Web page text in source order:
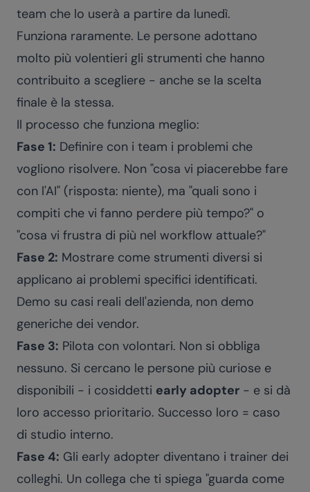
team che lo userà a partire da lunedì.
Funziona raramente. Le persone adottano
molto più volentieri gli strumenti che hanno
contribuito a scegliere - anche se la scelta
finale è la stessa.
Il processo che funziona meglio:
Fase 1: Definire con i team i problemi che
vogliono risolvere. Non "cosa vi piacerebbe fare
con l'AI" (risposta: niente), ma "quali sono i
compiti che vi fanno perdere più tempo?" o
"cosa vi frustra di più nel workflow attuale?"
Fase 2: Mostrare come strumenti diversi si
applicano ai problemi specifici identificati.
Demo su casi reali dell'azienda, non demo
generiche dei vendor.
Fase 3: Pilota con volontari. Non si obbliga
nessuno. Si cercano le persone più curiose e
disponibili - i cosiddetti early adopter - e si dà
loro accesso prioritario. Successo loro = caso
di studio interno.
Fase 4: Gli early adopter diventano i trainer dei
colleghi. Un collega che ti spiega "guarda come